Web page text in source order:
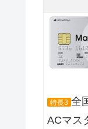
特長3 全
ACマス